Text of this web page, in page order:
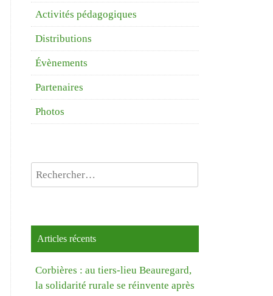
Activités pédagogiques
Distributions
Évènements
Partenaires
Photos
Rechercher :
Articles récents
Corbières : au tiers-lieu Beauregard,
la solidarité rurale se réinvente après